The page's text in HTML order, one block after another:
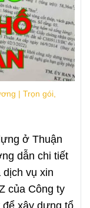
| Trọn gói,
ở Thuận
dẫn chi tiết
vụ xin
của Công ty